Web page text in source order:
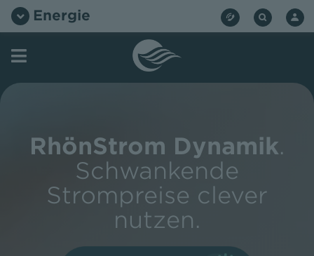
Zum
InhaltEnergie
RhönStrom Dynamik.
Schwankende
Strompreise clever
nutzen.